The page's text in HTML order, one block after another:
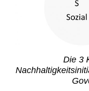
Die 3